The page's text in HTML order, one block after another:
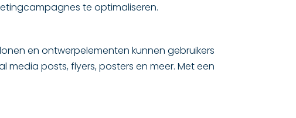
te optimaliseren.
en ontwerpelementen kunnen gebruikers
posts, flyers, posters en meer. Met een